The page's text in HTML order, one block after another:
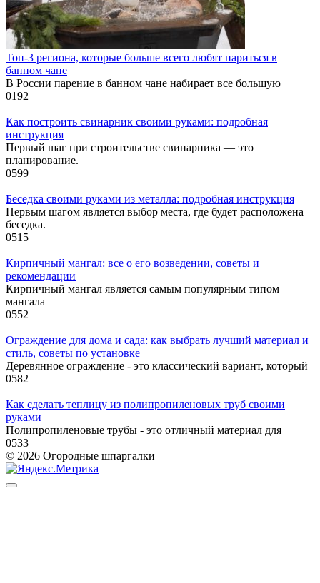
Топ-3 региона, которые больше всего любят париться в
банном чане
В России парение в банном чане набирает все большую
0192
Как построить свинарник своими руками: подробная
инструкция
Первый шаг при строительстве свинарника — это
планирование.
0599
Беседка своими руками из металла: подробная инструкция
Первым шагом является выбор места, где будет расположена
беседка.
0515
Кирпичный мангал: все о его возведении, советы и
рекомендации
Кирпичный мангал является самым популярным типом
мангала
0552
Ограждение для дома и сада: как выбрать лучший материал и
стиль, советы по установке
Деревянное ограждение - это классический вариант, который
0582
Как сделать теплицу из полипропиленовых труб своими
руками
Полипропиленовые трубы - это отличный материал для
0533
© 2026 Огородные шпаргалки